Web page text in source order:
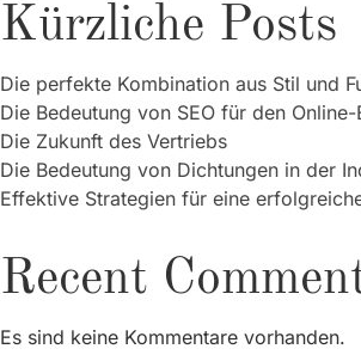
Kürzliche Posts
Die perfekte Kombination aus Stil und
Die Bedeutung von SEO für den
Die Zukunft des Vertriebs
Die Bedeutung von Dichtungen in der
Effektive Strategien für eine
Recent
Es sind keine Kommentare vorhanden.